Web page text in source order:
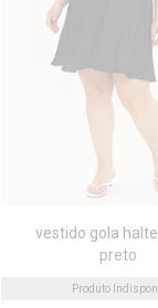
vestido gola
preto
Produto